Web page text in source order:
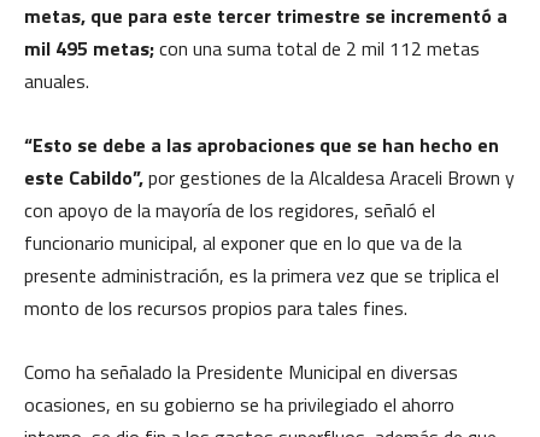
metas, que para este tercer trimestre se incrementó a
mil 495 metas;con una suma total de 2 mil 112 metas
anuales.
“Esto se debe a las aprobaciones que se han hecho en
este Cabildo”,por gestiones de la Alcaldesa Araceli Brown y
con apoyo de la mayoría de los regidores, señaló el
funcionario municipal, al exponer que en lo que va de la
presente administración, es la primera vez que se triplica el
monto de los recursos propios para tales fines.
Como ha señalado la Presidente Municipal en diversas
ocasiones, en su gobierno se ha privilegiado el ahorro